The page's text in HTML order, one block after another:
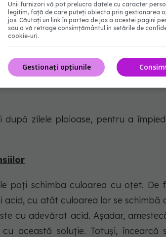
să dezvolte urme de calcar care
foarte ușoară datorită oțetului.
pentru câteva minute. Clătește bine
zilele ploioase, pentru a
poți schimba culoarea cu oțet. De
acid, cu atât culoarea lor se schimbă
cu adevărat acid. Așadar,
această soluție. Totuși, încearcă
Unii furnizori vă pot prelucra datele cu caracter
legitim, față de care puteți obiecta prin gestionarea
jos. Căutați un link în partea de jos a acestei pagini
sau a vă retrage consimțământul în setările de
cookie-uri.
Gestionați opțiunile